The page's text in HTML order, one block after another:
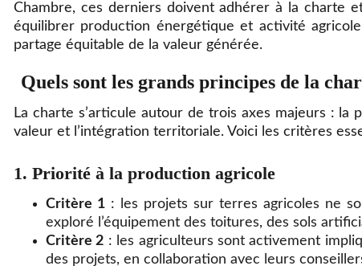
Chambre, ces derniers doivent adhérer à la charte
équilibrer production énergétique et activité
partage équitable de la valeur générée.
Quels sont les grands principes de la
La charte s’articule autour de trois axes majeurs :
valeur et l’intégration territoriale. Voici les critères
1. Priorité à la production agricole
Critère 1: les projets sur terres agricoles ne
exploré l’équipement des toitures, des sols
Critère 2 : les agriculteurs sont activement
des projets, en collaboration avec leurs